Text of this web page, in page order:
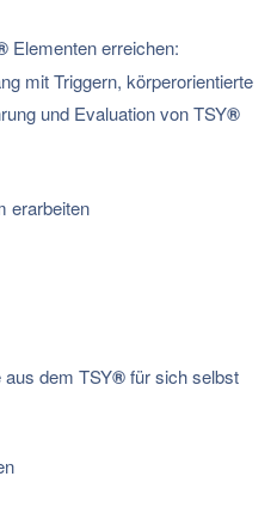
Elementen erreichen:
mit Triggern, körperorientierte
und Evaluation von TSY®
erarbeiten
dem TSY®für sich selbst